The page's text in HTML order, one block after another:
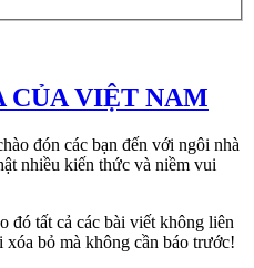
CỦA VIỆT NAM
đón các bạn đến với ngôi nhà
nhiều kiến thức và niềm vui
đó tất cả các bài viết không liên
xóa bỏ mà không cần báo trước!